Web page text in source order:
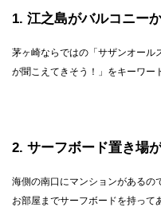
1 江之島がバルコニー
茅ヶ崎ならではの「サザンオール
が聞こえてきそう！」をキーワー
2 サーフボード置き場
海側の南口にマンションがあるの
お部屋までサーフボードを持って